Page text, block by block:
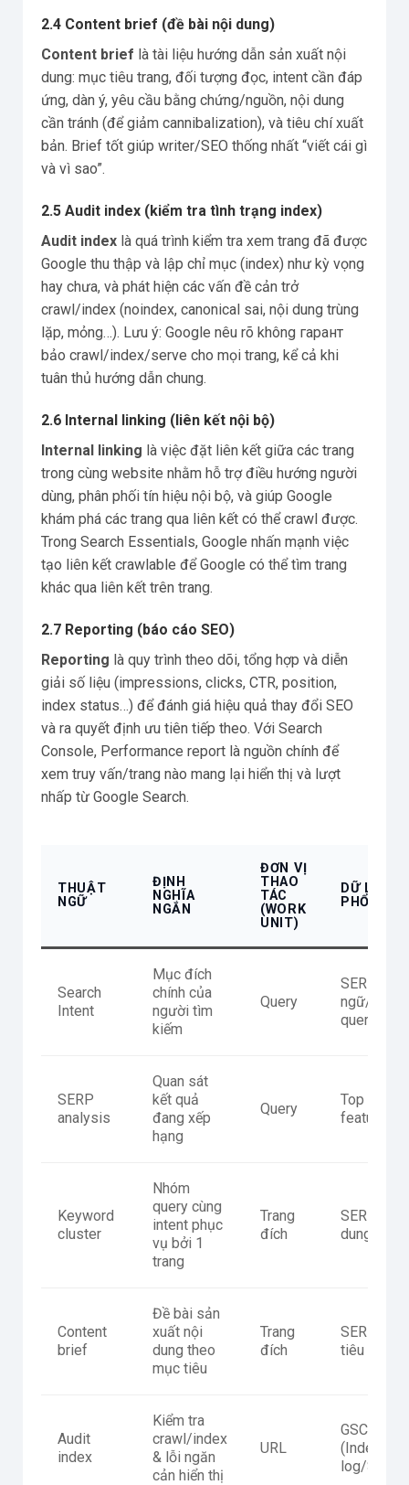
2.4 Content brief (đề bài nội dung)
Content brief là tài liệu hướng dẫn sản xuất nội
dung: mục tiêu trang, đối tượng đọc, intent cần đáp
ứng, dàn ý, yêu cầu bằng chứng/nguồn, nội dung
cần tránh (để giảm cannibalization), và tiêu chí xuất
bản. Brief tốt giúp writer/SEO thống nhất “viết cái gì
và vì sao”.
2.5 Audit index (kiểm tra tình trạng index)
Audit index là quá trình kiểm tra xem trang đã được
Google thu thập và lập chỉ mục (index) như kỳ vọng
hay chưa, và phát hiện các vấn đề cản trở
crawl/index (noindex, canonical sai, nội dung trùng
lặp, mỏng…). Lưu ý: Google nêu rõ không гарант
bảo crawl/index/serve cho mọi trang, kể cả khi
tuân thủ hướng dẫn chung.
2.6 Internal linking (liên kết nội bộ)
Internal linking là việc đặt liên kết giữa các trang
trong cùng website nhằm hỗ trợ điều hướng người
dùng, phân phối tín hiệu nội bộ, và giúp Google
khám phá các trang qua liên kết có thể crawl được.
Trong Search Essentials, Google nhấn mạnh việc
tạo liên kết crawlable để Google có thể tìm trang
khác qua liên kết trên trang.
2.7 Reporting (báo cáo SEO)
Reporting là quy trình theo dõi, tổng hợp và diễn
giải số liệu (impressions, clicks, CTR, position,
index status…) để đánh giá hiệu quả thay đổi SEO
và ra quyết định ưu tiên tiếp theo. Với Search
Console, Performance report là nguồn chính để
xem truy vấn/trang nào mang lại hiển thị và lượt
nhấp từ Google Search.
THUẬT
NGỮ
ĐỊNH
NGHĨA
NGẮN
ĐƠN VỊ
THAO
TÁC
(WORK
UNIT)
DỮ LIỆU
PHỔ BIẾN
Search
Intent
Mục đích
chính của
người tìm
kiếm
Query
SERP loại
ngữ/động
query
SERP
analysis
Quan sát
kết quả
đang xếp
hạng
Query
Top
features
Keyword
cluster
Nhóm
query cùng
intent phục
vụ bởi 1
trang
Trang
đích
SERP
dung
Content
brief
Đề bài sản
xuất nội
dung theo
mục tiêu
Trang
đích
SERP +
tiêu chí
Audit
index
Kiểm tra
crawl/index
& lỗi ngăn
cản hiển thị
URL
GSC
(Indexing/
log/SEO